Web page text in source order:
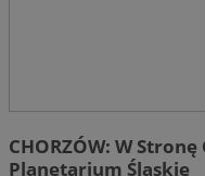
CHORZÓW: W
Planetarium Śląskie